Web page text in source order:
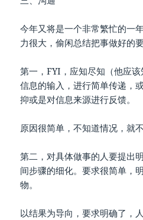
今年又将是一个非常繁忙的一
力很大，偷闲总结把事做好的
第一，FYI，应知尽知（他应
信息的输入，进行简单传递，
抑或是对信息来源进行反馈。
原因很简单，不知道情况，就
第二，对具体做事的人要提出
间步骤的细化。要求很简单，
物。
以结果为导向，要求明确了，